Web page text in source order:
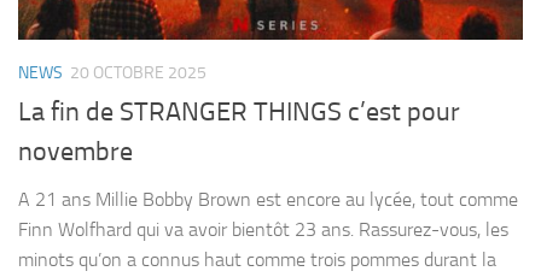
NEWS 20 OCTOBRE 2025
La fin de STRANGER THINGS c’est pour
novembre
A 21 ans Millie Bobby Brown est encore au lycée, tout comme
Finn Wolfhard qui va avoir bientôt 23 ans. Rassurez-vous, les
minots qu’on a connus haut comme trois pommes durant la